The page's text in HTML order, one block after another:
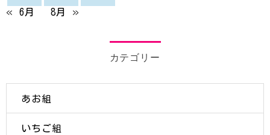
« 6月 8月 »
カテゴリー
あお組
いちご組